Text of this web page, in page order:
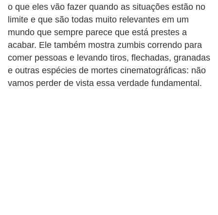
o que eles vão fazer quando as situações estão no
limite e que são todas muito relevantes em um
mundo que sempre parece que está prestes a
acabar. Ele também mostra zumbis correndo para
comer pessoas e levando tiros, flechadas, granadas
e outras espécies de mortes cinematográficas: não
vamos perder de vista essa verdade fundamental.
P
e
l
e
P
e